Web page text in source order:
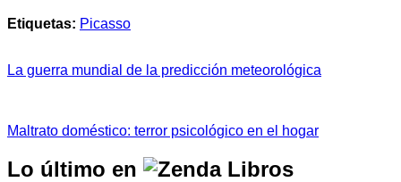
Etiquetas: Picasso
La guerra mundial de la predicción meteorológica
Maltrato doméstico: terror psicológico en el hogar
Lo último en